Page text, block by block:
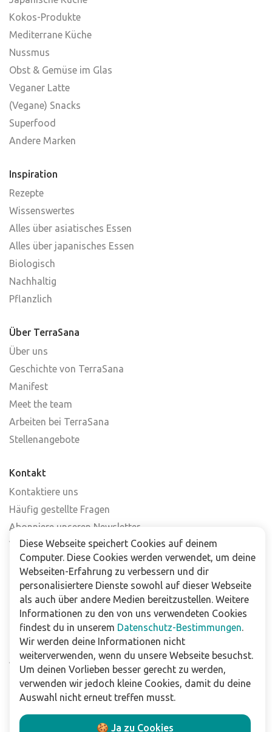
Kokos-Produkte
Mediterrane Küche
Nussmus
Obst & Gemüse im Glas
Veganer Latte
(Vegane) Snacks
Superfood
Andere Marken
Inspiration
Rezepte
Wissenswertes
Alles über asiatisches Essen
Alles über japanisches Essen
Biologisch
Nachhaltig
Pflanzlich
Über TerraSana
Über uns
Geschichte von TerraSana
Manifest
Meet the team
Arbeiten bei TerraSana
Stellenangebote
Kontakt
Kontaktiere uns
Häufig gestellte Fragen
Abonniere unseren Newsletter
Verkaufsstellen
Für Unternehmen
Downloads
Impressum
Datenschutzbestimmungen
Allgemeine Verkaufs- und Lieferbedingungen
Haftungsausschluss
Diese Webseite speichert Cookies auf deinem
Computer. Diese Cookies werden verwendet, um deine
Webseiten-Erfahrung zu verbessern und dir
personalisiertere Dienste sowohl auf dieser Webseite
als auch über andere Medien bereitzustellen. Weitere
Informationen zu den von uns verwendeten Cookies
findest du in unserem Datenschutz-Bestimmungen.
Wir werden deine Informationen nicht
weiterverwenden, wenn du unsere Webseite besuchst.
Um deinen Vorlieben besser gerecht zu werden,
verwenden wir jedoch kleine Cookies, damit du deine
Auswahl nicht erneut treffen musst.
🍪 Ja zu Cookies